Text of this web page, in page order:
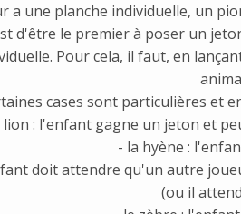
a une planche individuelle, un
d'être le premier à poser un
Pour cela, il faut, en
cases sont particulières et
lion : l'enfant gagne un jeton et
- la hyène :
doit attendre qu'un autre
(ou il